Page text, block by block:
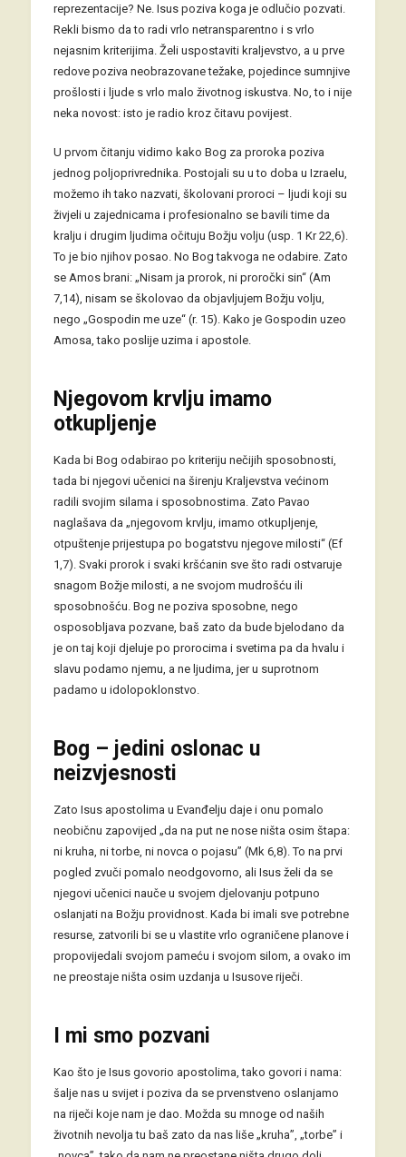
reprezentacije? Ne. Isus poziva koga je odlučio pozvati.
Rekli bismo da to radi vrlo netransparentno i s vrlo
nejasnim kriterijima. Želi uspostaviti kraljevstvo, a u prve
redove poziva neobrazovane težake, pojedince sumnjive
prošlosti i ljude s vrlo malo životnog iskustva. No, to i nije
neka novost: isto je radio kroz čitavu povijest.
U prvom čitanju vidimo kako Bog za proroka poziva
jednog poljoprivrednika. Postojali su u to doba u Izraelu,
možemo ih tako nazvati, školovani proroci – ljudi koji su
živjeli u zajednicama i profesionalno se bavili time da
kralju i drugim ljudima očituju Božju volju (usp. 1 Kr 22,6).
To je bio njihov posao. No Bog takvoga ne odabire. Zato
se Amos brani: „Nisam ja prorok, ni proročki sin“ (Am
7,14), nisam se školovao da objavljujem Božju volju,
nego „Gospodin me uze“ (r. 15). Kako je Gospodin uzeo
Amosa, tako poslije uzima i apostole.
Njegovom krvlju imamo
otkupljenje
Kada bi Bog odabirao po kriteriju nečijih sposobnosti,
tada bi njegovi učenici na širenju Kraljevstva većinom
radili svojim silama i sposobnostima. Zato Pavao
naglašava da „njegovom krvlju, imamo otkupljenje,
otpuštenje prijestupa po bogatstvu njegove milosti“ (Ef
1,7). Svaki prorok i svaki kršćanin sve što radi ostvaruje
snagom Božje milosti, a ne svojom mudrošću ili
sposobnošću. Bog ne poziva sposobne, nego
osposobljava pozvane, baš zato da bude bjelodano da
je on taj koji djeluje po prorocima i svetima pa da hvalu i
slavu podamo njemu, a ne ljudima, jer u suprotnom
padamo u idolopoklonstvo.
Bog – jedini oslonac u
neizvjesnosti
Zato Isus apostolima u Evanđelju daje i onu pomalo
neobičnu zapovijed „da na put ne nose ništa osim štapa:
ni kruha, ni torbe, ni novca o pojasu” (Mk 6,8). To na prvi
pogled zvuči pomalo neodgovorno, ali Isus želi da se
njegovi učenici nauče u svojem djelovanju potpuno
oslanjati na Božju providnost. Kada bi imali sve potrebne
resurse, zatvorili bi se u vlastite vrlo ograničene planove i
propovijedali svojom pameću i svojom silom, a ovako im
ne preostaje ništa osim uzdanja u Isusove riječi.
I mi smo pozvani
Kao što je Isus govorio apostolima, tako govori i nama:
šalje nas u svijet i poziva da se prvenstveno oslanjamo
na riječi koje nam je dao. Možda su mnoge od naših
životnih nevolja tu baš zato da nas liše „kruha”, „torbe” i